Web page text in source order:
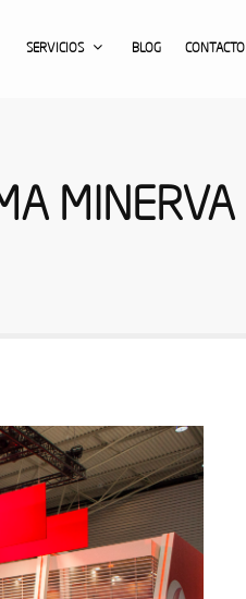
SERVICIOS BLOG CONTACTO
MINERVA